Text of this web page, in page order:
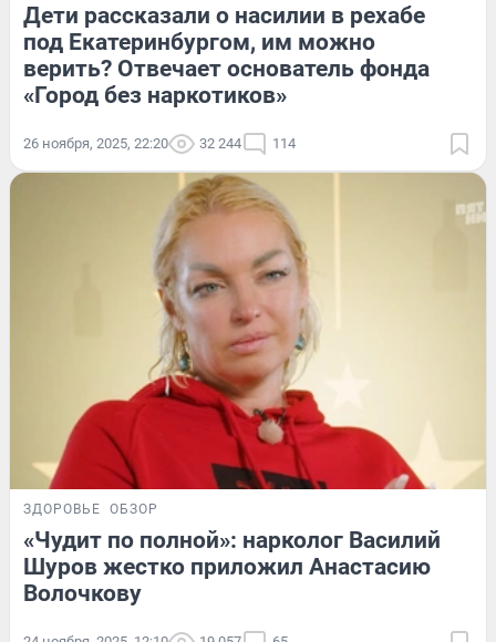
Дети рассказали о насилии в рехабе
под Екатеринбургом, им можно
верить? Отвечает основатель фонда
«Город без наркотиков»
26 ноября, 2025, 22:20 32 244 114
ЗДОРОВЬЕ ОБЗОР
«Чудит по полной»: нарколог Василий
Шуров жестко приложил Анастасию
Волочкову